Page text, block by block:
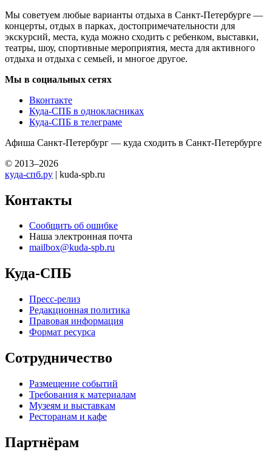
Мы советуем любые варианты отдыха в Санкт-Петербурге —
концерты, отдых в парках, достопримечательности для
экскурсий, места, куда можно сходить с ребенком, выставки,
театры, шоу, спортивные мероприятия, места для активного
отдыха и отдыха с семьей, и многое другое.
Мы в социальных сетях
Вконтакте
Куда-СПБ в однокласниках
Куда-СПБ в телеграме
Афиша Санкт-Петербург — куда сходить в Санкт-Петербурге
© 2013–2026
куда-спб.ру | kuda-spb.ru
Контакты
Сообщить об ошибке
Наша электронная почта
mailbox@kuda-spb.ru
Куда-СПБ
Пресс-релиз
Редакционная политика
Правовая информация
Формат ресурса
Сотрудничество
Размещение событий
Требования к материалам
Музеям и выставкам
Ресторанам и кафе
Партнёрам